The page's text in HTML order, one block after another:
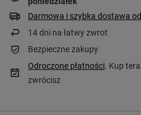
Darmowa i szybka dostawa od
14dni na łatwy zwrot
Bezpieczne zakupy
Odroczone płatności. Kup
zwrócisz